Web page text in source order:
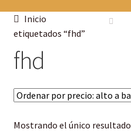
Inicio
etiquetados “fhd”
fhd
Mostrando el único resultado